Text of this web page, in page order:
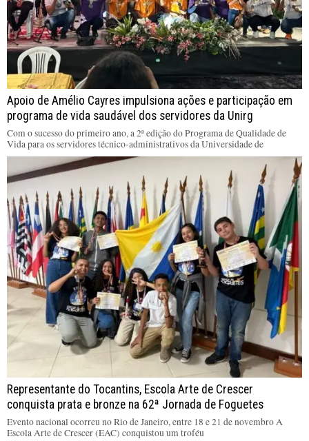
Apoio de Amélio Cayres impulsiona ações e participação em
programa de vida saudável dos servidores da Unirg
Com o sucesso do primeiro ano, a 2ª edição do Programa de Qualidade de
Vida para os servidores técnico-administrativos da Universidade de
Representante do Tocantins, Escola Arte de Crescer
conquista prata e bronze na 62ª Jornada de Foguetes
Evento nacional ocorreu no Rio de Janeiro, entre 18 e 21 de novembro A
Escola Arte de Crescer (EAC) conquistou um troféu